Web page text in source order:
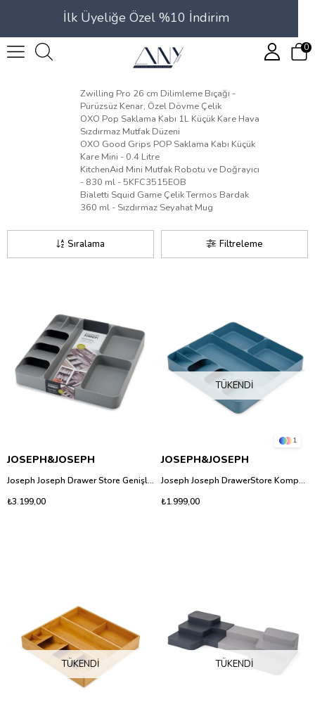
İlk Üyeliğe Özel %10 İndirim
0
Zwilling Pro 26 cm Dilimleme Bıçağı -
Pürüzsüz Kenar, Özel Dövme Çelik
OXO Pop Saklama Kabı 1L Küçük Kare Hava
Sızdırmaz Mutfak Düzeni
OXO Good Grips POP Saklama Kabı Küçük
Kare Mini - 0.4 Litre
KitchenAid Mini Mutfak Robotu ve Doğrayıcı
- 830 ml - 5KFC3515EOB
Bialetti Squid Game Çelik Termos Bardak
360 ml - Sızdırmaz Seyahat Mug
Filtreleme
Sıralama
JOSEPH&JOSEPH
Joseph Joseph Drawer Store Genişletilebilir Çatal Bıçak ve Mutfak Gereçleri Düzenleyici - Gri
₺3.199,00
TÜKENDI
1
JOSEPH&JOSEPH
Joseph Joseph DrawerStore Kompakt Çatal Bıçak ve Mutfak Gereçleri Düzenleyici - Editions Sky
₺1.999,00
TÜKENDI TÜKENDI